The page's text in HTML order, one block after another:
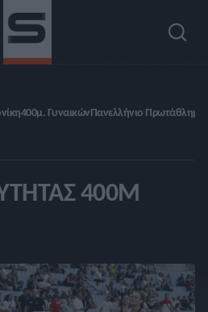
400μ. ΓυναικώνΠανελλήνιο Πρωτάθλημα
400Μ